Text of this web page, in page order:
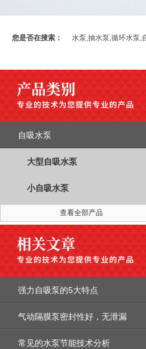
您是否在搜索： 水泵,抽水泵,循环水泵,
自吸水泵
大型自吸水泵
小自吸水泵
查看全部产品
强力自吸泵的5大特点
气动隔膜泵密封性好，无泄漏
常见的水泵节能技术分析